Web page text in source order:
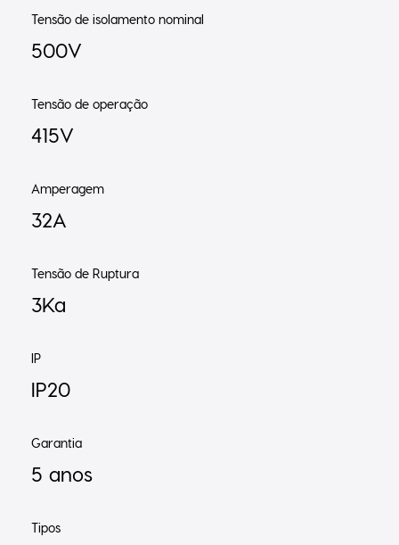
Tensão de isolamento nominal
500V
Tensão de operação
415V
Amperagem
32A
Tensão de Ruptura
3Ka
IP
IP20
Garantia
5 anos
Tipos